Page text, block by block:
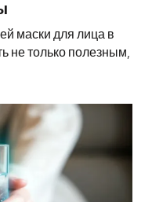
маски для лица в
не только полезным,